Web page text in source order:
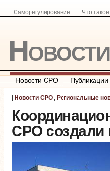
Саморегулирование Что
Новости СРО Публикации
Новости СРО, Региональные
СРО создали